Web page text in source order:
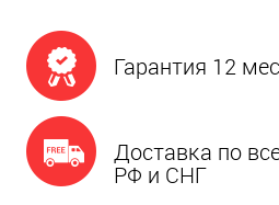
Гарантия 12
Доставка по
РФ и СНГ